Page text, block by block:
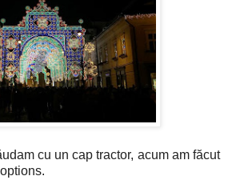
cu un cap tractor, acum am făcut